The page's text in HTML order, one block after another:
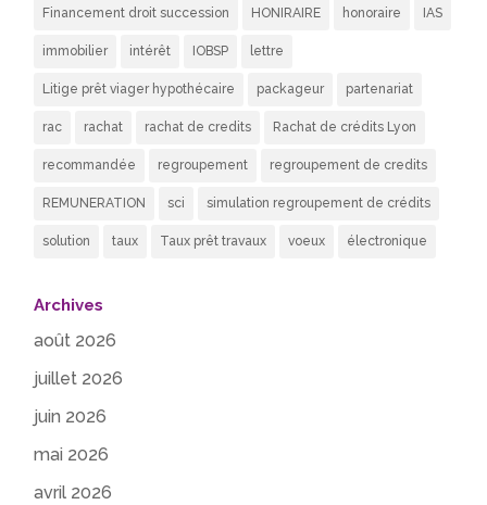
Financement droit succession HONIRAIRE honoraire IAS
immobilier intérêt IOBSP lettre
Litige prêt viager hypothécaire packageur partenariat
rac rachat rachat de credits Rachat de crédits Lyon
recommandée regroupement regroupement de credits
REMUNERATION sci simulation regroupement de crédits
solution taux Taux prêt travaux voeux électronique
Archives
août 2026
juillet 2026
juin 2026
mai 2026
avril 2026